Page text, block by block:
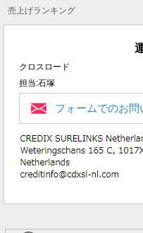
売上げランキング
クロスロード
担当:石塚
フォームでのお問